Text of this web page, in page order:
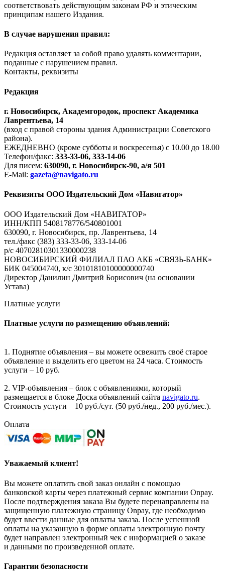
соответствовать действующим законам РФ и этическим
принципам нашего Издания.
В случае нарушения правил:
Редакция оставляет за собой право удалять комментарии,
поданные с нарушением правил.
Контакты, реквизиты
Редакция
г. Новосибирск, Академгородок, проспект Академика
Лаврентьева, 14
(вход с правой стороны здания Администрации Советского
района).
ЕЖЕДНЕВНО (кроме субботы и воскресенья) с 10.00 до 18.00
Телефон/факс: 333-33-06, 333-14-06
Для писем: 630090, г. Новосибирск-90, а/я 501
E-Mail: gazeta@navigato.ru
Реквизиты ООО Издательский Дом «Навигатор»
ООО Издательский Дом «НАВИГАТОР»
ИНН/КПП 5408178776/540801001
630090, г. Новосибирск, пр. Лаврентьева, 14
тел./факс (383) 333-33-06, 333-14-06
р/с 40702810301330000238
НОВОСИБИРСКИЙ ФИЛИАЛ ПАО АКБ «СВЯЗЬ-БАНК»
БИК 045004740, к/с 30101810100000000740
Директор Данилин Дмитрий Борисович (на основании
Устава)
Платные услуги
Платные услуги по размещению объявлений:
1. Поднятие объявления – вы можете освежить своё старое
объявление и выделить его цветом на 24 часа. Стоимость
услуги – 10 руб.
2. VIP-объявления – блок с объявлениями, который
размещается в блоке Доска объявлений сайта navigato.ru.
Стоимость услуги – 10 руб./сут. (50 руб./нед., 200 руб./мес.).
Оплата
Уважаемый клиент!
Вы можете оплатить свой заказ онлайн с помощью
банковской карты через платежный сервис компании Onpay.
После подтверждения заказа Вы будете перенаправлены на
защищенную платежную страницу Onpay, где необходимо
будет ввести данные для оплаты заказа. После успешной
оплаты на указанную в форме оплаты электронную почту
будет направлен электронный чек с информацией о заказе
и данными по произведенной оплате.
Гарантии безопасности